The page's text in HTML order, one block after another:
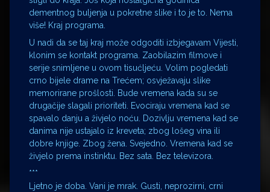
dementnog buljenja u pokretne slike i to je to. Nema
više! Kraj programa.
U nadi da se taj kraj može odgoditi izbjegavam Vijesti,
klonim se kontakt programa. Zaobilazim filmove i
serije snimljene u ovom tisućljeću. Volim pogledati
crno bijele drame na Trećem; osvježavaju slike
memorirane prošlosti. Bude vremena kada su se
drugačije slagali prioriteti. Evociraju vremena kad se
spavalo danju a živjelo noću. Dozivlju vremena kad se
danima nije ustajalo iz kreveta; zbog lošeg vina ili
dobre knjige. Zbog žena. Svejedno. Vremena kad se
živjelo prema instinktu. Bez sata. Bez televizora.
***
Ljetno je doba. Vani je mrak. Gusti, neprozirni, crni